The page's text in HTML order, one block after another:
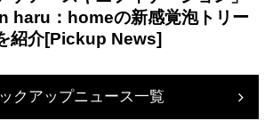
haru：homeの新感覚泡トリー
紹介
クアップニュース一覧